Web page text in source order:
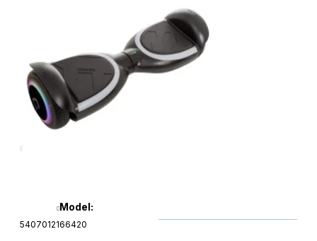
Model:
5407012166420